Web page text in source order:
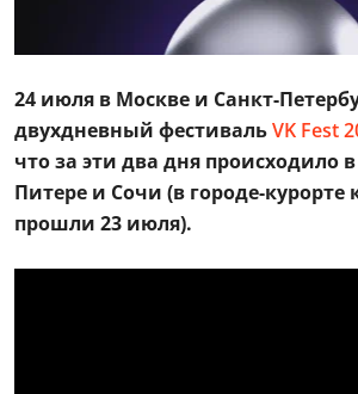
24 июля в Москве и Санкт-
двухдневный фестивальVK Fest
что за эти два дня происходило
Питере и Сочи (в городе-курорте
прошли 23 июля).